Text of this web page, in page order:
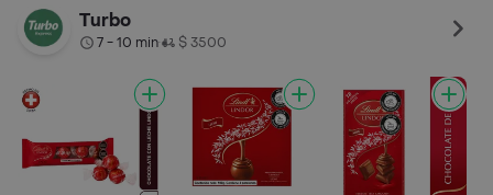
Turbo
7 - 10 min• $ 3500